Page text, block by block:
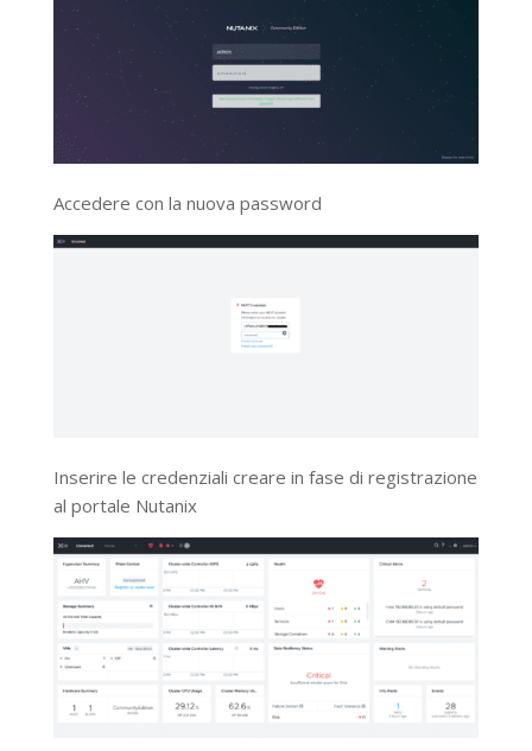
Accedere con la nuova password
Inserire le credenziali creare in fase di registrazione
al portale Nutanix